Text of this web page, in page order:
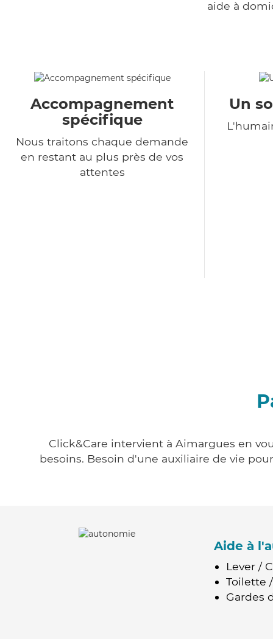
aide à
Accompagnement
spécifique
Nous traitons chaque demande
en restant au plus près de vos
attentes
Un
Click&Care intervient à Aimargues en
besoins. Besoin d'une auxiliaire de vie
Aide à
Lever /
Toilette
Gardes